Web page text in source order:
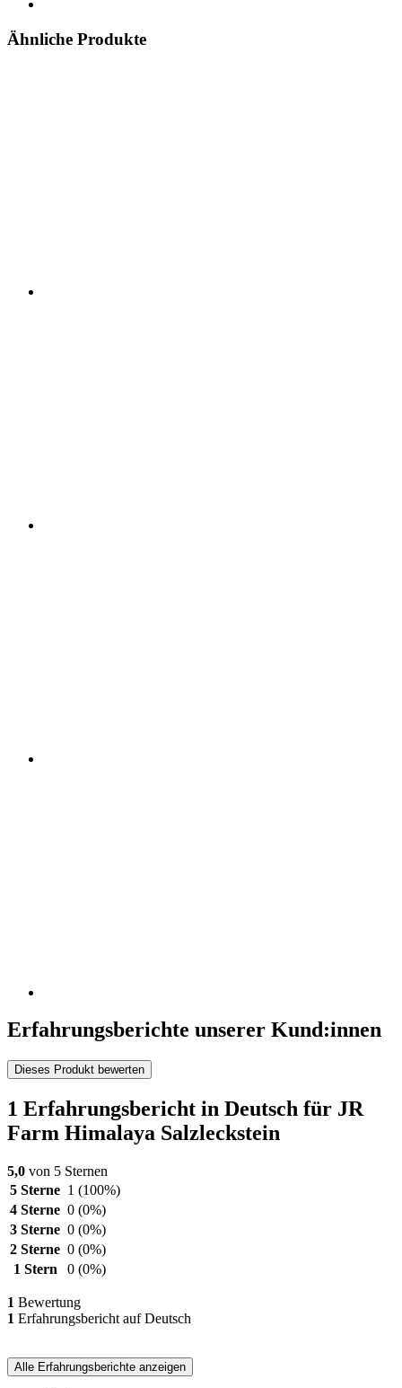
Ähnliche Produkte
Erfahrungsberichte unserer Kund:innen
Dieses Produkt bewerten
1 Erfahrungsbericht in Deutsch für JR
Farm Himalaya Salzleckstein
5,0 von 5 Sternen
5 Sterne 1 (100%)
4 Sterne 0 (0%)
3 Sterne 0 (0%)
2 Sterne 0 (0%)
1 Stern
0 (0%)
1 Bewertung
1 Erfahrungsbericht auf Deutsch
Alle Erfahrungsberichte anzeigen